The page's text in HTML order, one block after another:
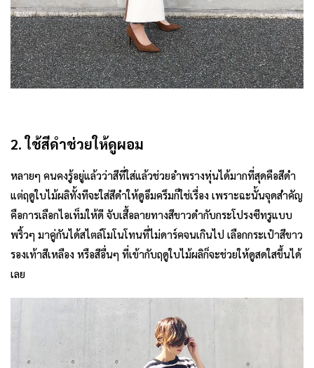
2. ใช้สีดำช่วยให้ดูผอม
หลายๆ คนคงรู้อยู่แล้วว่าสีที่ใส่แล้วช่วยอำพรางหุ่นได้มากที่สุดคือสีดำ
แต่ฤดูใบไม้ผลิทั้งทีจะใส่สีดำให้ดูอึมครึมก็ใช่เรื่อง เพราะฉะนั้นจุดสำคัญ
คือการเลือกไอเท็มให้ดี จับเสื้อลายทางสีขาวดำกับกระโปรงซีทรูแบบ
พริ้วๆ มาคู่กันได้สไตล์โมโนโทนที่ไม่ดาร์คจนเกินไป เลือกกระเป๋าสีขาว
รองเท้าสีเหลือง หรือสีอื่นๆ ที่เข้ากับฤดูใบไม้ผลิก็จะช่วยให้ดูสดใสขึ้นได้
เลย